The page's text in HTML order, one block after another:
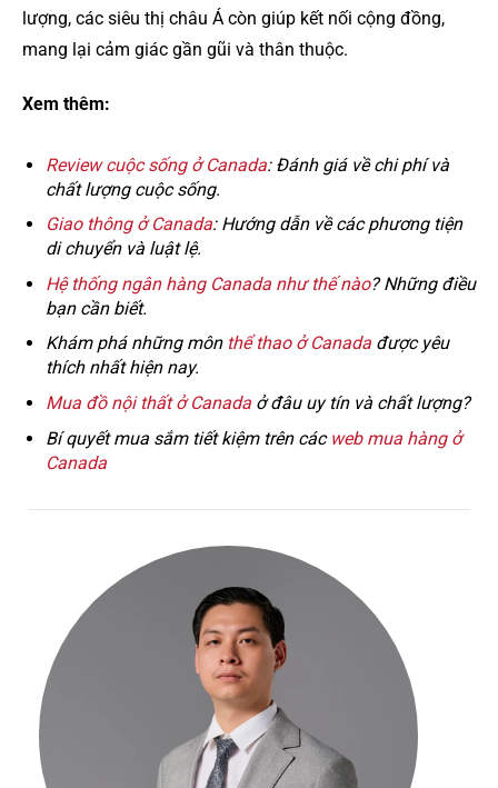
lượng, các siêu thị châu Á còn giúp kết nối cộng đồng,
mang lại cảm giác gần gũi và thân thuộc.
Xem thêm:
Review cuộc sống ở Canada: Đánh giá về chi phí và
chất lượng cuộc sống.
Giao thông ở Canada: Hướng dẫn về các phương tiện
di chuyển và luật lệ.
Hệ thống ngân hàng Canada như thế nào? Những điều
bạn cần biết.
Khám phá những môn thể thao ở Canadađược yêu
thích nhất hiện nay.
Mua đồ nội thất ở Canadaở đâu uy tín và chất lượng?
Bí quyết mua sắm tiết kiệm trên các web mua hàng ở
Canada